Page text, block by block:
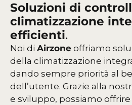
Soluzioni di
climatizzazione
efficienti.
Noi di Airzone offriamo
della climatizzazione
dando sempre priorità al
dell’utente. Grazie alla
e sviluppo, possiamo